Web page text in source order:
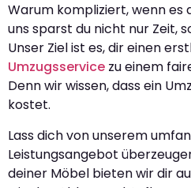
Warum kompliziert, wenn es
uns sparst du nicht nur Zeit,
Unser Ziel ist es, dir einen
Umzugsservice zu einem
Denn wir wissen, dass ein
kostet.
Lass dich von unserem
Leistungsangebot
deiner Möbel bieten wir dir